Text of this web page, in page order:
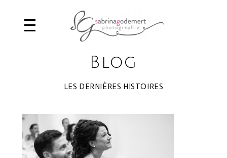
Blog
LES DERNIÈRES HISTOIRES